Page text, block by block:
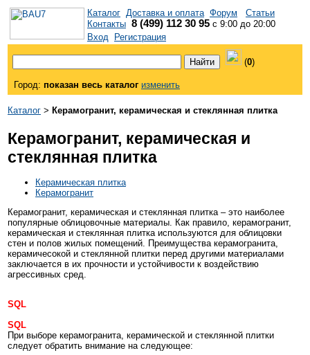
Каталог Доставка и оплата Форум
Статьи
Контакты 8 (499) 112 30 95 с 9:00 до 20:00
Вход
Регистрация
(0)
Город: показан весь каталог изменить
Каталог > Керамогранит, керамическая и стеклянная плитка
Керамогранит, керамическая и
стеклянная плитка
Керамическая плитка
Керамогранит
Керамогранит, керамическая и стеклянная плитка – это наиболее
популярные облицовочные материалы. Как правило, керамогранит,
керамическая и стеклянная плитка используются для облицовки
стен и полов жилых помещений. Преимущества керамогранита,
керамичесокой и стеклянной плитки перед другими материалами
заключается в их прочности и устойчивости к воздействию
агрессивных сред.
SQL
SQL
При выборе керамогранита, керамической и стеклянной плитки
следует обратить внимание на следующее: